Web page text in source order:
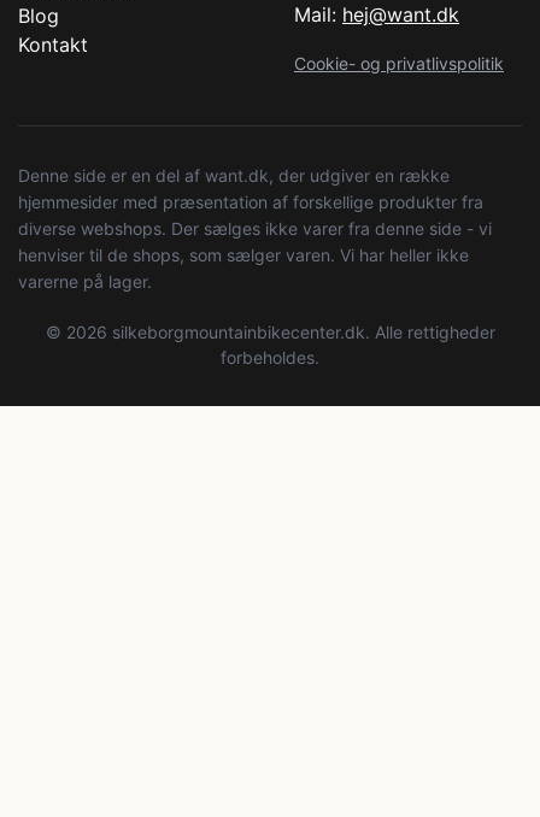
Blog
Kontakt
Mail: hej@want.dk
Cookie- og privatlivspolitik
Denne side er en del af want.dk, der udgiver en række
hjemmesider med præsentation af forskellige produkter fra
diverse webshops. Der sælges ikke varer fra denne side - vi
henviser til de shops, som sælger varen. Vi har heller ikke
varerne på lager.
© 2026 silkeborgmountainbikecenter.dk. Alle rettigheder
forbeholdes.